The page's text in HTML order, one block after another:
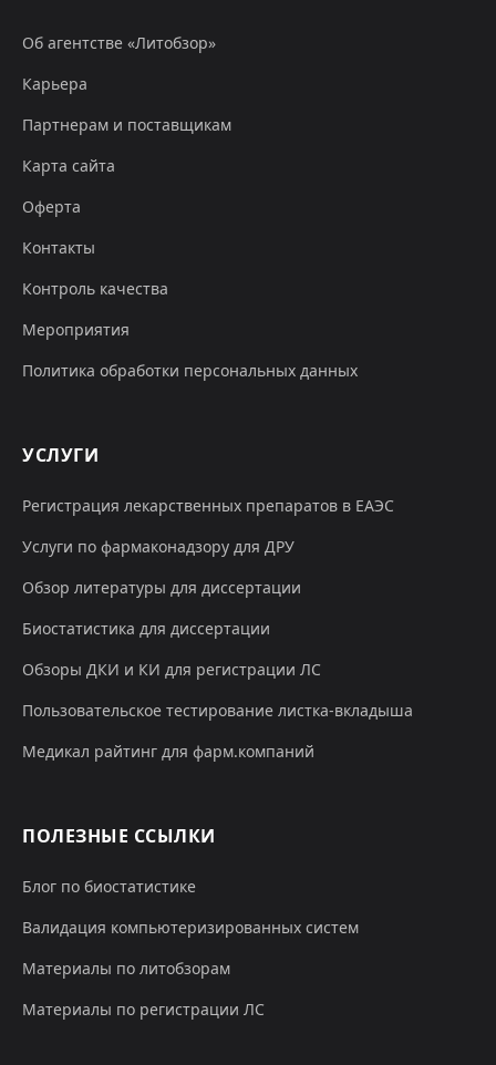
Об агентстве «Литобзор»
Карьера
Партнерам и поставщикам
Карта сайта
Оферта
Контакты
Контроль качества
Мероприятия
Политика обработки персональных данных
УСЛУГИ
Регистрация лекарственных препаратов в ЕАЭС
Услуги по фармаконадзору для ДРУ
Обзор литературы для диссертации
Биостатистика для диссертации
Обзоры ДКИ и КИ для регистрации ЛС
Пользовательское тестирование листка-вкладыша
Медикал райтинг для фарм.компаний
ПОЛЕЗНЫЕ ССЫЛКИ
Блог по биостатистике
Валидация компьютеризированных систем
Материалы по литобзорам
Материалы по регистрации ЛС